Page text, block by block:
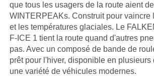
que tous les usagers de la route aient
WINTERPEAKs. Construit pour vaincre
et les températures glaciales. Le
F-ICE 1 tient la route quand d'autres
pas. Avec un composé de bande de
prêt pour l'hiver, disponible en plusieurs
une variété de véhicules modernes.